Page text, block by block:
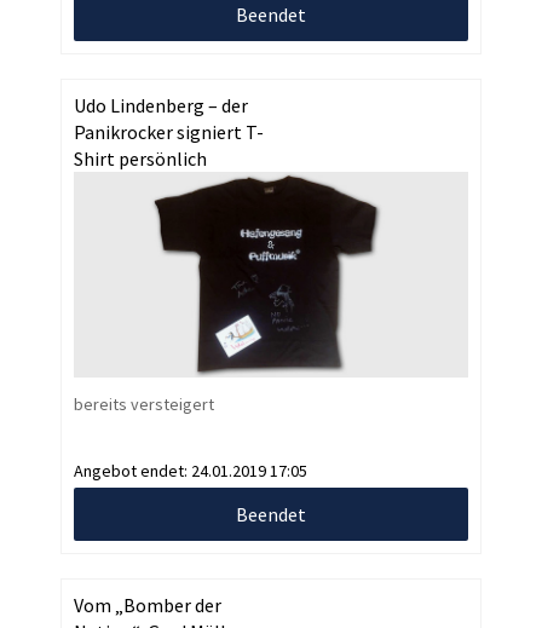
Beendet
Udo Lindenberg – der
Panikrocker signiert T-
Shirt persönlich
bereits versteigert
Angebot endet: 24.01.2019 17:05
Beendet
Vom „Bomber der